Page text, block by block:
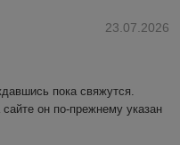
23.07.2026
пока свяжутся.
он по-прежнему указан